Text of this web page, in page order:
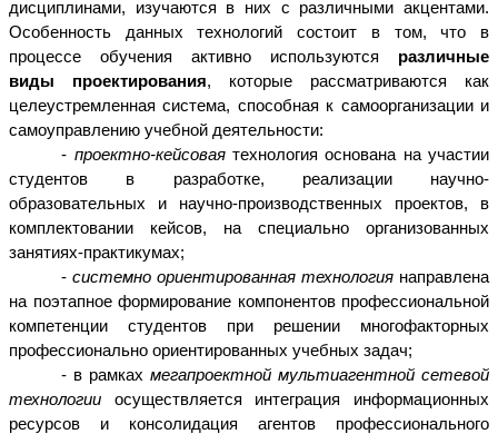
дисциплинами, изучаются в них с различными акцентами.
Особенность данных технологий состоит в том, что в
процессе обучения активно используются различные
виды
проектирования, которые рассматриваются как
целеустремленная система, способная к самоорганизации и
самоуправлению учебной деятельности:
- проектно-кейсоваятехнология основана на участии
студентов в разработке, реализации научно-
образовательных и научно-производственных проектов, в
комплектовании кейсов, на специально организованных
занятиях-практикумах;
-системно ориентированная технология направлена
на поэтапное формирование компонентов профессиональной
компетенции студентов при решении многофакторных
профессионально ориентированных учебных задач;
- в рамкахмегапроектной мультиагентной сетевой
технологии осуществляется интеграция информационных
ресурсов и консолидация агентов профессионального